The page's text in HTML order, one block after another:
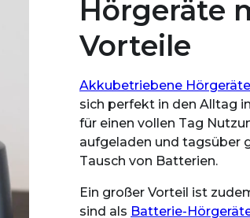
Hörgeräte
Vorteile
Akkubetriebene Hörgeräte
sich perfekt in den Alltag
für einen vollen Tag
aufgeladen und tagsüber
Tausch von Batterien.
Ein großer Vorteil ist
sind als Batterie-